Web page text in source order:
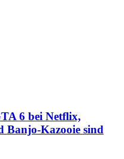
6 bei Netflix,
Banjo-Kazooie sind